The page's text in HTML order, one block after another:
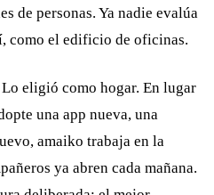
de personas. Ya nadie evalúa
como el edificio de oficinas.
eligió como hogar. En lugar
una app nueva, una
amaiko trabaja en la
ya abren cada mañana.